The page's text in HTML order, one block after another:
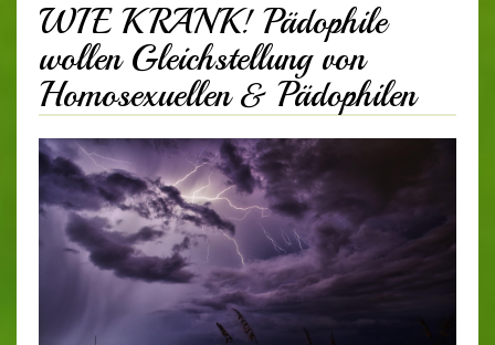
WIE KRANK! Pädophile
wollen Gleichstellung von
Homosexuellen & Pädophilen